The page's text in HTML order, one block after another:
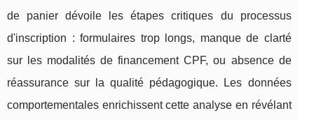
de panier dévoile les étapes critiques du processus
d'inscription : formulaires trop longs, manque de clarté
sur les modalités de financement CPF, ou absence de
réassurance sur la qualité pédagogique. Les données
comportementales enrichissent cette analyse en révélant